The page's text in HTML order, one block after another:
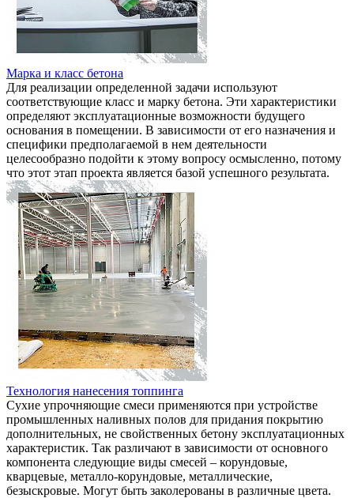
Марка и класс бетона
Для реализации определенной задачи используют
соответствующие класс и марку бетона. Эти характеристики
определяют эксплуатационные возможности будущего
основания в помещении. В зависимости от его назначения и
специфики предполагаемой в нем деятельности
целесообразно подойти к этому вопросу осмысленно, потому
что этот этап проекта является базой успешного результата.
Технология нанесения топпинга
Сухие упрочняющие смеси применяются при устройстве
промышленных наливных полов для придания покрытию
дополнительных, не свойственных бетону эксплуатационных
характеристик. Так различают в зависимости от основного
компонента следующие виды смесей – корундовые,
кварцевые, металло-корундовые, металлические,
безыскровые. Могут быть заколерованы в различные цвета.